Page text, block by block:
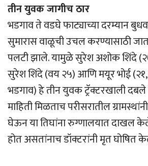
तीन युवक जागीच ठार
भडगाव ते वडघे फाट्याच्या दरम्यान
सुमारास वाळूची उचल करण्यासाठी
पलटी झाले. यामुळे सुरेश अशोक शिंदे
सुरेश शिंदे (वय २५) आणि मयूर भोई
भडगाव) हे तीन युवक ट्रॅक्टरखाली
माहिती मिळताच परीसरातील
घेऊन या तिघांना रुग्णालयात दाखल
होत असतांनाच डॉक्टरांनी मृत घोषित